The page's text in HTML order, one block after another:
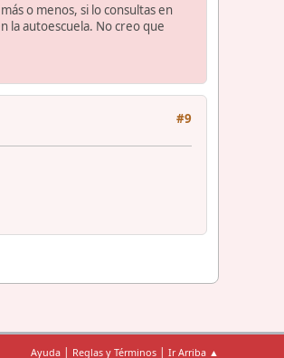
o menos, si lo consultas en
la autoescuela. No creo que
#9
Ayuda | Reglas y Términos | Ir Arriba ▲